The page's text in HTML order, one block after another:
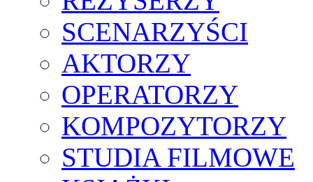
SCENARZYŚCI
AKTORZY
OPERATORZY
KOMPOZYTORZY
STUDIA FILMOWE